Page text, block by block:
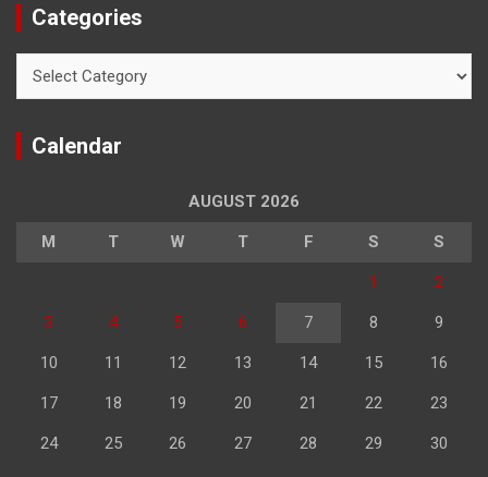
Categories
Calendar
AUGUST 2026
M T W T F S S
1 2
3 4 5 6 7 8 9
10 11 12 13 14 15 16
17 18 19 20 21 22 23
24 25 26 27 28 29 30